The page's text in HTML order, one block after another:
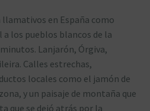
en España como
a los pueblos blancos de la
Lanjarón, Órgiva,
Calles estrechas,
locales como el jamón de
y un paisaje de montaña que
que se dejó atrás por la